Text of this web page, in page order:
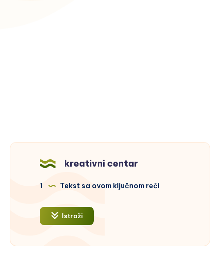
kreativni centar
1 Tekst sa ovom ključnom reči
Istraži